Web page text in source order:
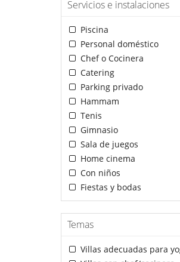
Servicios e instalaciones
Piscina
Personal doméstico
Chef o Cocinera
Catering
Parking privado
Hammam
Tenis
Gimnasio
Sala de juegos
Home cinema
Con niños
Fiestas y bodas
Temas
Villas adecuadas para